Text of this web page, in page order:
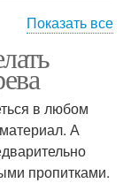
в саду
Показать все
в любом
А
пропитками.